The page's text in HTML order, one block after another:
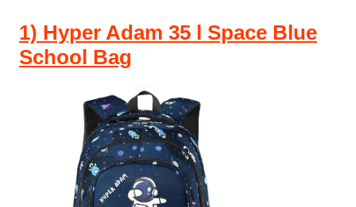
1) Hyper Adam 35 l Space Blue
School Bag